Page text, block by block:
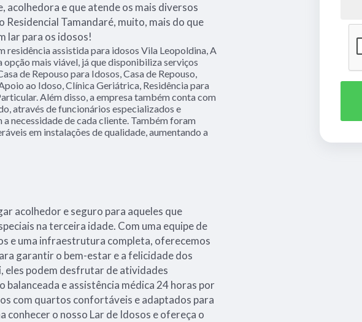
acolhedora e que atende os mais diversos
Residencial Tamandaré, muito, mais do que
lar para os idosos!
residência assistida para idosos Vila Leopoldina, A
opção mais viável, já que disponibiliza serviços
de Repouso para Idosos, Casa de Repouso,
ao Idoso, Clínica Geriátrica, Residência para
Além disso, a empresa também conta com
através de funcionários especializados e
a necessidade de cada cliente. Também foram
em instalações de qualidade, aumentando a
acolhedor e seguro para aqueles que
na terceira idade. Com uma equipe de
e uma infraestrutura completa, oferecemos
garantir o bem-estar e a felicidade dos
eles podem desfrutar de atividades
balanceada e assistência médica 24 horas por
com quartos confortáveis e adaptados para
conhecer o nosso Lar de Idosos e ofereça o